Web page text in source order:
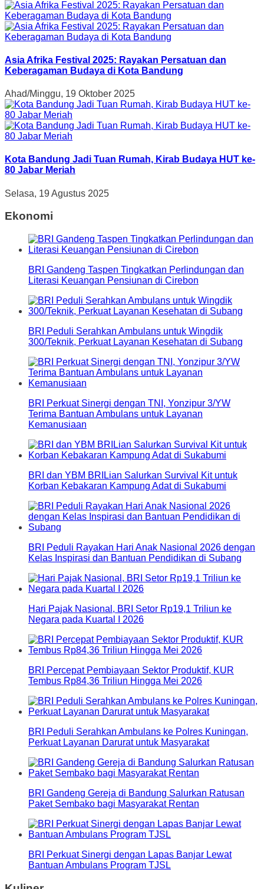
Asia Afrika Festival 2025: Rayakan Persatuan dan
Keberagaman Budaya di Kota Bandung
Ahad/Minggu, 19 Oktober 2025
Kota Bandung Jadi Tuan Rumah, Kirab Budaya HUT ke-
80 Jabar Meriah
Selasa, 19 Agustus 2025
Ekonomi
BRI Gandeng Taspen Tingkatkan Perlindungan dan
Literasi Keuangan Pensiunan di Cirebon
BRI Peduli Serahkan Ambulans untuk Wingdik
300/Teknik, Perkuat Layanan Kesehatan di Subang
BRI Perkuat Sinergi dengan TNI, Yonzipur 3/YW
Terima Bantuan Ambulans untuk Layanan
Kemanusiaan
BRI dan YBM BRILian Salurkan Survival Kit untuk
Korban Kebakaran Kampung Adat di Sukabumi
BRI Peduli Rayakan Hari Anak Nasional 2026 dengan
Kelas Inspirasi dan Bantuan Pendidikan di Subang
Hari Pajak Nasional, BRI Setor Rp19,1 Triliun ke
Negara pada Kuartal I 2026
BRI Percepat Pembiayaan Sektor Produktif, KUR
Tembus Rp84,36 Triliun Hingga Mei 2026
BRI Peduli Serahkan Ambulans ke Polres Kuningan,
Perkuat Layanan Darurat untuk Masyarakat
BRI Gandeng Gereja di Bandung Salurkan Ratusan
Paket Sembako bagi Masyarakat Rentan
BRI Perkuat Sinergi dengan Lapas Banjar Lewat
Bantuan Ambulans Program TJSL